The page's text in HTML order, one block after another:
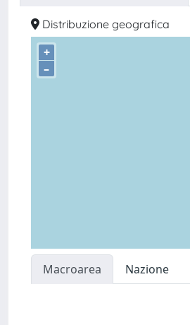
Distribuzione geografica
+
–
Macroarea Nazione